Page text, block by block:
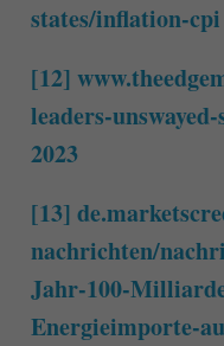
states/inflation-cpi
[12]
leaders-
2023
[13]
nachrichten/
Jahr-100-
Energieimporte-